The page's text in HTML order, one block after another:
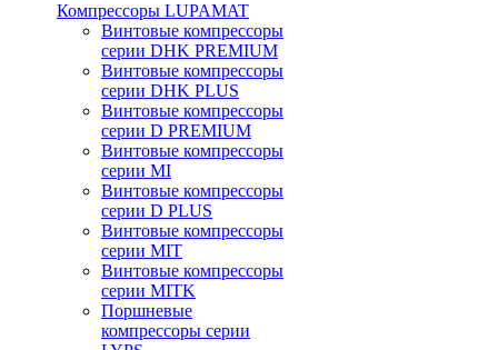
Компрессоры LUPAMAT
Винтовые компрессоры
серии DHK PREMIUM
Винтовые компрессоры
серии DHK PLUS
Винтовые компрессоры
серии D PREMIUM
Винтовые компрессоры
серии MI
Винтовые компрессоры
серии D PLUS
Винтовые компрессоры
серии MIT
Винтовые компрессоры
серии MITK
Поршневые
компрессоры серии